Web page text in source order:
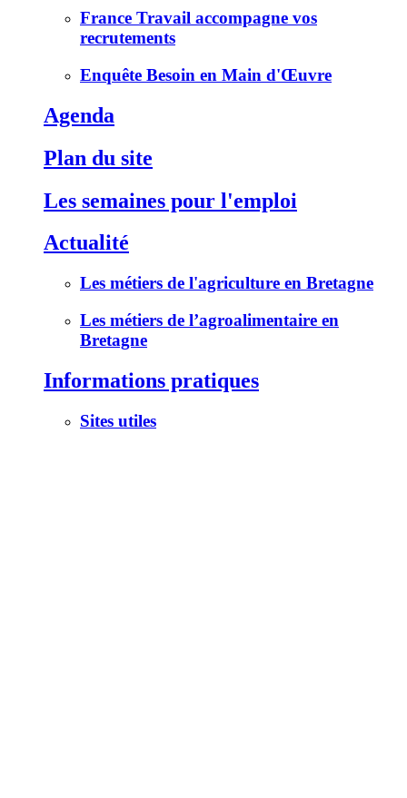
France Travail accompagne vos
recrutements
Enquête Besoin en Main d'Œuvre
Agenda
Plan du site
Les semaines pour l'emploi
Actualité
Les métiers de l'agriculture en Bretagne
Les métiers de l’agroalimentaire en
Bretagne
Informations pratiques
Sites utiles